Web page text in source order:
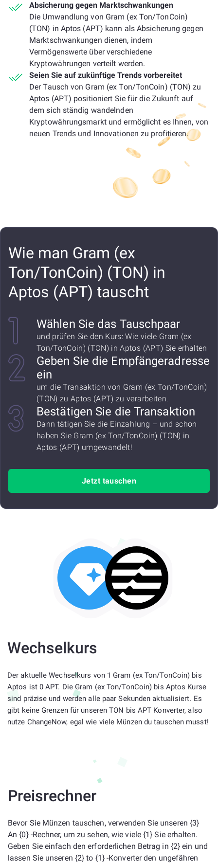
Absicherung gegen Marktschwankungen
Die Umwandlung von Gram (ex Ton/TonCoin)
(TON) in Aptos (APT) kann als Absicherung gegen
Marktschwankungen dienen, indem
Vermögenswerte über verschiedene
Kryptowährungen verteilt werden.
Seien Sie auf zukünftige Trends vorbereitet
Der Tausch von Gram (ex Ton/TonCoin) (TON) zu
Aptos (APT) positioniert Sie für die Zukunft auf
dem sich ständig wandelnden
Kryptowährungsmarkt und ermöglicht es Ihnen, von
neuen Trends und Innovationen zu profitieren.
Wie man Gram (ex
Ton/TonCoin) (TON) in
Aptos (APT) tauscht
Wählen Sie das Tauschpaar
und prüfen Sie den Kurs: Wie viele Gram (ex
Ton/TonCoin) (TON) in Aptos (APT) Sie erhalten
Geben Sie die Empfängeradresse
ein
um die Transaktion von Gram (ex Ton/TonCoin)
(TON) zu Aptos (APT) zu verarbeiten.
Bestätigen Sie die Transaktion
Dann tätigen Sie die Einzahlung – und schon
haben Sie Gram (ex Ton/TonCoin) (TON) in
Aptos (APT) umgewandelt!
Jetzt tauschen
Wechselkurs
Der aktuelle Wechselkurs von 1 Gram (ex Ton/TonCoin) bis
Aptos ist 0 APT. Die Gram (ex Ton/TonCoin) bis Aptos Kurse
sind präzise und werden alle paar Sekunden aktualisiert. Es
gibt keine Grenzen für unseren TON bis APT Konverter, also
nutze ChangeNow, egal wie viele Münzen du tauschen musst!
Preisrechner
Bevor Sie Münzen tauschen, verwenden Sie unseren {3}
An {0} -Rechner, um zu sehen, wie viele {1} Sie erhalten.
Geben Sie einfach den erforderlichen Betrag in {2} ein und
lassen Sie unseren {2} to {1} -Konverter den ungefähren